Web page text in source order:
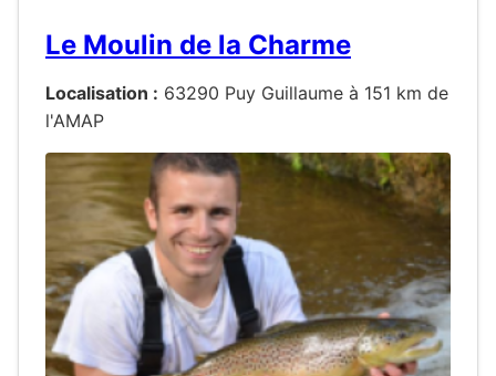
Le Moulin de la Charme
Localisation : 63290 Puy Guillaume à 151 km de
l'AMAP